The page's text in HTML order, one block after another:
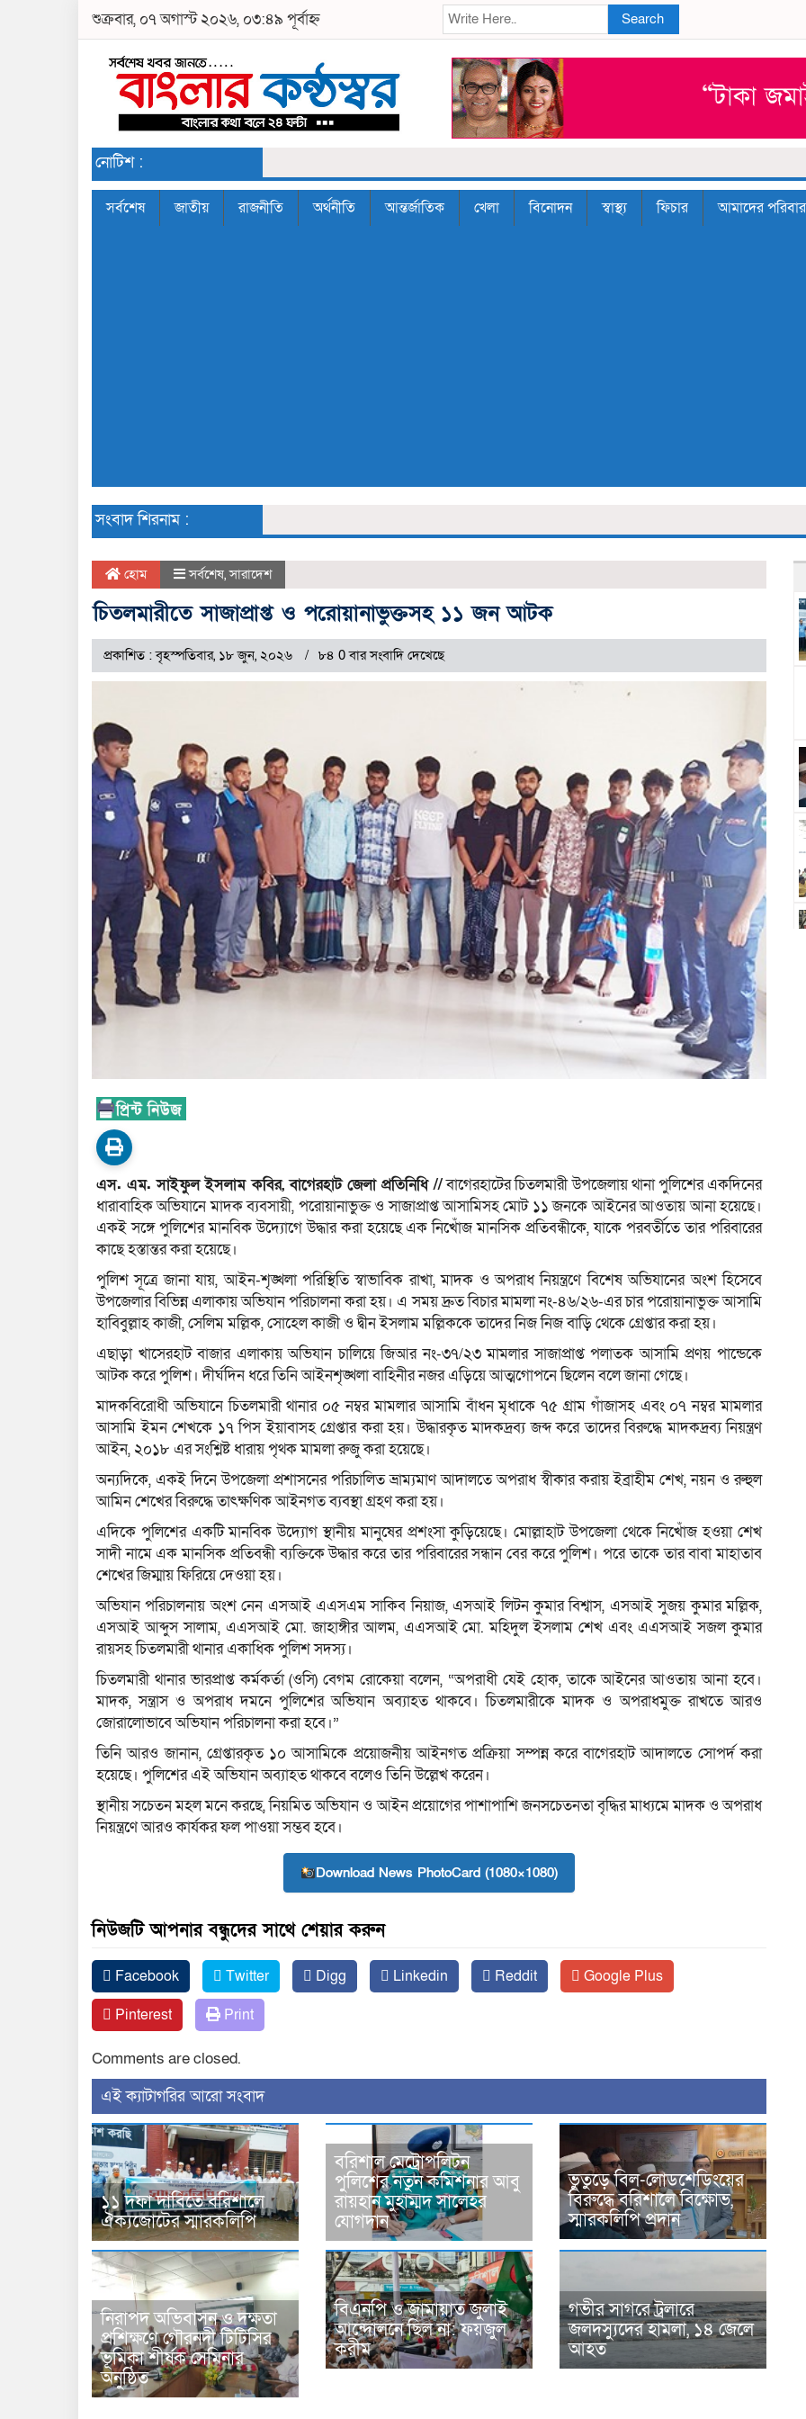
শুক্রবার, ০৭ অগাস্ট ২০২৬, ০৩:৪৯ পূর্বাহ্ন Search
নোটিশ :
সর্বশেষ জাতীয় রাজনীতি অর্থনীতি আন্তর্জাতিক খেলা বিনোদন স্বাস্থ্য ফিচার আমাদের পরিবার
সংবাদ শিরনাম :
হোম সর্বশেষ,সারাদেশ
চিতলমারীতে সাজাপ্রাপ্ত ও পরোয়ানাভুক্তসহ ১১ জন আটক
প্রকাশিত : বৃহস্পতিবার, ১৮ জুন, ২০২৬ ৮৪ 0 বার সংবাদি দেখেছে
এস. এম. সাইফুল ইসলাম কবির, বাগেরহাট জেলা প্রতিনিধি //বাগেরহাটের চিতলমারী উপজেলায় থানা পুলিশের একদিনের
ধারাবাহিক অভিযানে মাদক ব্যবসায়ী, পরোয়ানাভুক্ত ও সাজাপ্রাপ্ত আসামিসহ মোট ১১ জনকে আইনের আওতায় আনা হয়েছে।
একই সঙ্গে পুলিশের মানবিক উদ্যোগে উদ্ধার করা হয়েছে এক নিখোঁজ মানসিক প্রতিবন্ধীকে, যাকে পরবর্তীতে তার পরিবারের
কাছে হস্তান্তর করা হয়েছে।
পুলিশ সূত্রে জানা যায়, আইন-শৃঙ্খলা পরিস্থিতি স্বাভাবিক রাখা, মাদক ও অপরাধ নিয়ন্ত্রণে বিশেষ অভিযানের অংশ হিসেবে
উপজেলার বিভিন্ন এলাকায় অভিযান পরিচালনা করা হয়। এ সময় দ্রুত বিচার মামলা নং-৪৬/২৬-এর চার পরোয়ানাভুক্ত আসামি
হাবিবুল্লাহ কাজী, সেলিম মল্লিক, সোহেল কাজী ও দ্বীন ইসলাম মল্লিককে তাদের নিজ নিজ বাড়ি থেকে গ্রেপ্তার করা হয়।
এছাড়া খাসেরহাট বাজার এলাকায় অভিযান চালিয়ে জিআর নং-৩৭/২৩ মামলার সাজাপ্রাপ্ত পলাতক আসামি প্রণয় পান্ডেকে
আটক করে পুলিশ। দীর্ঘদিন ধরে তিনি আইনশৃঙ্খলা বাহিনীর নজর এড়িয়ে আত্মগোপনে ছিলেন বলে জানা গেছে।
মাদকবিরোধী অভিযানে চিতলমারী থানার ০৫ নম্বর মামলার আসামি বাঁধন মৃধাকে ৭৫ গ্রাম গাঁজাসহ এবং ০৭ নম্বর মামলার
আসামি ইমন শেখকে ১৭ পিস ইয়াবাসহ গ্রেপ্তার করা হয়। উদ্ধারকৃত মাদকদ্রব্য জব্দ করে তাদের বিরুদ্ধে মাদকদ্রব্য নিয়ন্ত্রণ
আইন, ২০১৮ এর সংশ্লিষ্ট ধারায় পৃথক মামলা রুজু করা হয়েছে।
অন্যদিকে, একই দিনে উপজেলা প্রশাসনের পরিচালিত ভ্রাম্যমাণ আদালতে অপরাধ স্বীকার করায় ইব্রাহীম শেখ, নয়ন ও রুহুল
আমিন শেখের বিরুদ্ধে তাৎক্ষণিক আইনগত ব্যবস্থা গ্রহণ করা হয়।
এদিকে পুলিশের একটি মানবিক উদ্যোগ স্থানীয় মানুষের প্রশংসা কুড়িয়েছে। মোল্লাহাট উপজেলা থেকে নিখোঁজ হওয়া শেখ
সাদী নামে এক মানসিক প্রতিবন্ধী ব্যক্তিকে উদ্ধার করে তার পরিবারের সন্ধান বের করে পুলিশ। পরে তাকে তার বাবা মাহাতাব
শেখের জিম্মায় ফিরিয়ে দেওয়া হয়।
অভিযান পরিচালনায় অংশ নেন এসআই এএসএম সাকিব নিয়াজ, এসআই লিটন কুমার বিশ্বাস, এসআই সুজয় কুমার মল্লিক,
এসআই আব্দুস সালাম, এএসআই মো. জাহাঙ্গীর আলম, এএসআই মো. মহিদুল ইসলাম শেখ এবং এএসআই সজল কুমার
রায়সহ চিতলমারী থানার একাধিক পুলিশ সদস্য।
চিতলমারী থানার ভারপ্রাপ্ত কর্মকর্তা (ওসি) বেগম রোকেয়া বলেন, “অপরাধী যেই হোক, তাকে আইনের আওতায় আনা হবে।
মাদক, সন্ত্রাস ও অপরাধ দমনে পুলিশের অভিযান অব্যাহত থাকবে। চিতলমারীকে মাদক ও অপরাধমুক্ত রাখতে আরও
জোরালোভাবে অভিযান পরিচালনা করা হবে।”
তিনি আরও জানান, গ্রেপ্তারকৃত ১০ আসামিকে প্রয়োজনীয় আইনগত প্রক্রিয়া সম্পন্ন করে বাগেরহাট আদালতে সোপর্দ করা
হয়েছে। পুলিশের এই অভিযান অব্যাহত থাকবে বলেও তিনি উল্লেখ করেন।
স্থানীয় সচেতন মহল মনে করছে, নিয়মিত অভিযান ও আইন প্রয়োগের পাশাপাশি জনসচেতনতা বৃদ্ধির মাধ্যমে মাদক ও অপরাধ
নিয়ন্ত্রণে আরও কার্যকর ফল পাওয়া সম্ভব হবে।
Download News PhotoCard (1080×1080)
নিউজটি আপনার বন্ধুদের সাথে শেয়ার করুন
Facebook Twitter Digg Linkedin Reddit
Google Plus
Pinterest
Print
Comments are closed.
‍এই ক্যাটাগরির ‍আরো সংবাদ
১১ দফা দাবিতে বরিশালে
ঐক্যজোটের স্মারকলিপি
বরিশাল মেট্রোপলিটন
পুলিশের নতুন কমিশনার আবু
রায়হান মুহাম্মদ সালেহর
যোগদান
ভুতুড়ে বিল-লোডশেডিংয়ের
বিরুদ্ধে বরিশালে বিক্ষোভ,
স্মারকলিপি প্রদান
নিরাপদ অভিবাসন ও দক্ষতা
প্রশিক্ষণে গৌরনদী টিটিসির
ভূমিকা শীর্ষক সেমিনার
অনুষ্ঠিত
বিএনপি ও জামায়াত জুলাই
আন্দোলনে ছিল না: ফয়জুল
করীম
গভীর সাগরে ট্রলারে
জলদস্যুদের হামলা, ১৪ জেলে
আহত